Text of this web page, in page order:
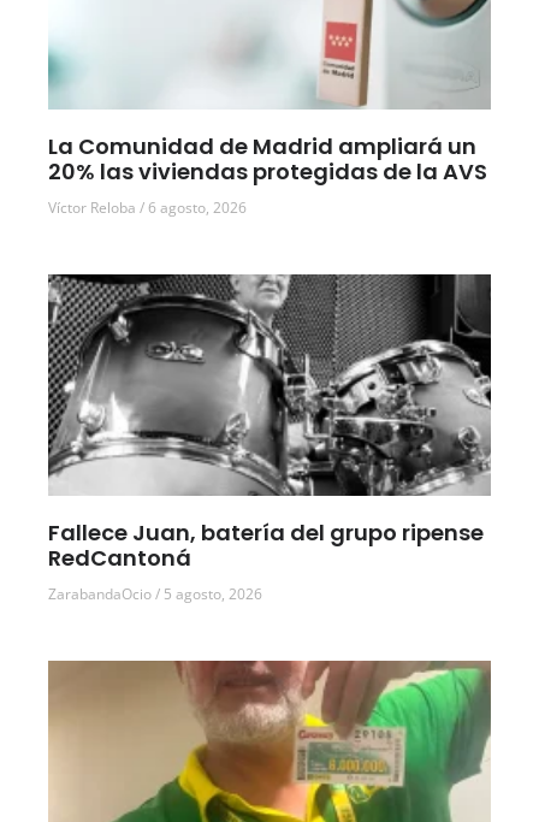
La Comunidad de Madrid ampliará un
20% las viviendas protegidas de la AVS
Víctor Reloba 6 agosto, 2026
Fallece Juan, batería del grupo ripense
RedCantoná
ZarabandaOcio 5 agosto, 2026